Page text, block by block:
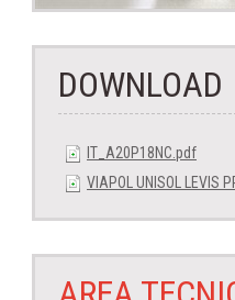
DOWNLOAD
IT_A20P18NC.pdf
VIAPOL UNISOL LEVIS